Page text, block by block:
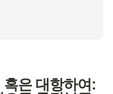
은 대항하여: